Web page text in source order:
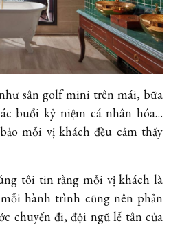
sân golf mini trên mái, bữa
buổi kỷ niệm cá nhân hóa…
mỗi vị khách đều cảm thấy
tôi tin rằng mỗi vị khách là
hành trình cũng nên phản
chuyến đi, đội ngũ lễ tân của